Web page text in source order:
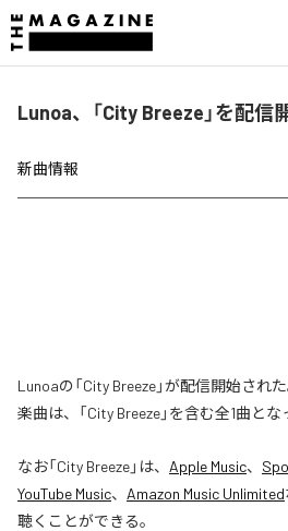
Lunoa、「City Breeze」を配信
新曲情報
Lunoaの「City Breeze」が配信開始され
楽曲は、「City Breeze」を含む全1曲とな
なお「City Breeze」は、 Apple Music、
YouTube Music、 Amazon Music Unlimited
聴くことができる。